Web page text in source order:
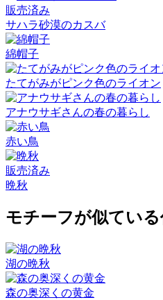
販売済み
サハラ砂漠のカスバ
綿帽子
たてがみがピンク色のライオン
アナウサギさんの春の暮らし
赤い鳥
販売済み
晩秋
モチーフが似てい
湖の晩秋
森の奥深くの黄金